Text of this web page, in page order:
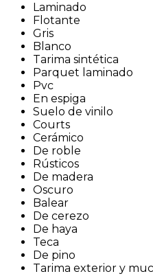
Laminado
Flotante
Gris
Blanco
Tarima sintética
Parquet laminado
Pvc
En espiga
Suelo de vinilo
Courts
Cerámico
De roble
Rústicos
De madera
Oscuro
Balear
De cerezo
De haya
Teca
De pino
Tarima exterior y